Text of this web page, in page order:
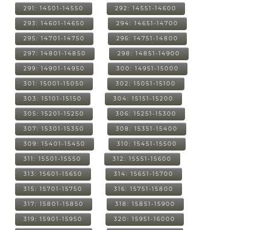
291: 14501-14550 292: 14551-14600
293: 14601-14650 294: 14651-14700
295: 14701-14750 296: 14751-14800
297: 14801-14850 298: 14851-14900
299: 14901-14950 300: 14951-15000
301: 15001-15050 302: 15051-15100
303: 15101-15150 304: 15151-15200
305: 15201-15250 306: 15251-15300
307: 15301-15350 308: 15351-15400
309: 15401-15450 310: 15451-15500
311: 15501-15550 312: 15551-15600
313: 15601-15650 314: 15651-15700
315: 15701-15750 316: 15751-15800
317: 15801-15850 318: 15851-15900
319: 15901-15950 320: 15951-16000